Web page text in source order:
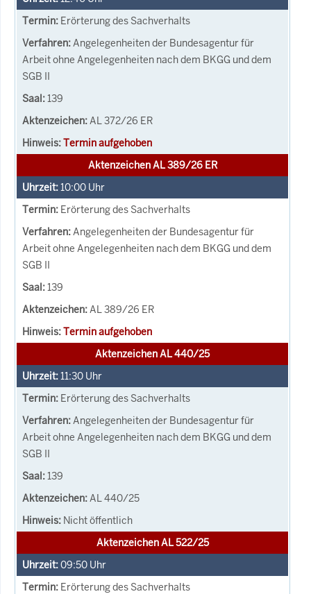
Erörterung des Sachverhalts
Angelegenheiten der Bundesagentur für
Arbeit ohne Angelegenheiten nach dem BKGG und dem
SGB II
139
AL 372/26 ER
Termin aufgehoben
Aktenzeichen AL 389/26 ER
10:00 Uhr
Erörterung des Sachverhalts
Angelegenheiten der Bundesagentur für
Arbeit ohne Angelegenheiten nach dem BKGG und dem
SGB II
139
AL 389/26 ER
Termin aufgehoben
Aktenzeichen AL 440/25
11:30 Uhr
Erörterung des Sachverhalts
Angelegenheiten der Bundesagentur für
Arbeit ohne Angelegenheiten nach dem BKGG und dem
SGB II
139
AL 440/25
Nicht öffentlich
Aktenzeichen AL 522/25
09:50 Uhr
Erörterung des Sachverhalts